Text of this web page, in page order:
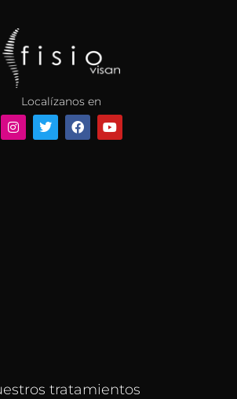
Localízanos en
tratamientos